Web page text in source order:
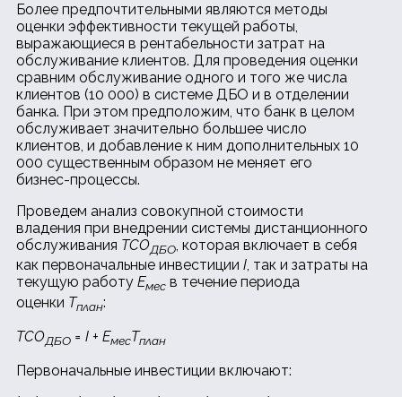
Более предпочтительными являются методы
оценки эффективности текущей работы,
выражающиеся в рентабельности затрат на
обслуживание клиентов. Для проведения оценки
сравним обслуживание одного и того же числа
клиентов (10 000) в системе ДБО и в отделении
банка. При этом предположим, что банк в целом
обслуживает значительно большее число
клиентов, и добавление к ним дополнительных 10
000 существенным образом не меняет его
бизнес-процессы.
Проведем анализ совокупной стоимости
владения при внедрении системы дистанционного
обслуживания TCOДБО, которая включает в себя
как первоначальные инвестиции I, так и затраты на
текущую работу Eмес в течение периода
оценки Tплан:
TCOДБО = I + EмесTплан
Первоначальные инвестиции включают: